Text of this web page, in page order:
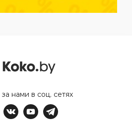
нами в соц. сетях